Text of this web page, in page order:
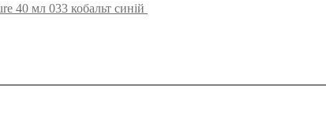
40 мл 033 кобальт синій